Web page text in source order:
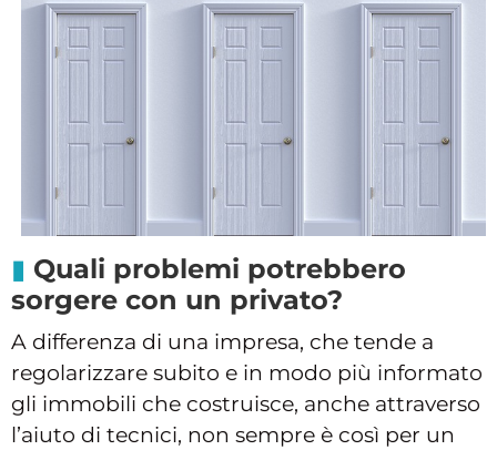
Quali problemi potrebbero
sorgere con un privato?
A differenza di una impresa, che tende a
regolarizzare subito e in modo più informato
gli immobili che costruisce, anche attraverso
l’aiuto di tecnici, non sempre è così per un